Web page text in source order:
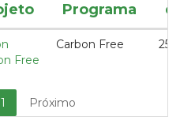
Programa
Free
Carbon Free
1 Próximo